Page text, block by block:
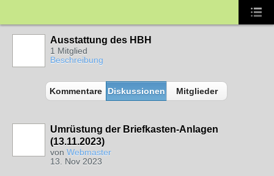
Ausstattung des HBH
1 Mitglied
Beschreibung
Kommentare Diskussionen Mitglieder
Umrüstung der Briefkasten-Anlagen
(13.11.2023)
von Webmaster
13. Nov 2023